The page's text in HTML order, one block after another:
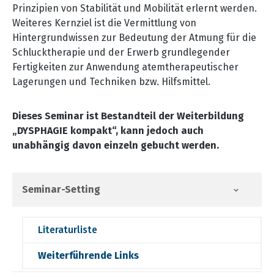
Prinzipien von Stabilität und Mobilität erlernt werden.
Weiteres Kernziel ist die Vermittlung von
Hintergrundwissen zur Bedeutung der Atmung für die
Schlucktherapie und der Erwerb grundlegender
Fertigkeiten zur Anwendung atemtherapeutischer
Lagerungen und Techniken bzw. Hilfsmittel.
Dieses Seminar ist Bestandteil der Weiterbildung
„DYSPHAGIE kompakt“, kann jedoch auch
unabhängig davon einzeln gebucht werden.
Seminar-Setting
Literaturliste
Weiterführende Links